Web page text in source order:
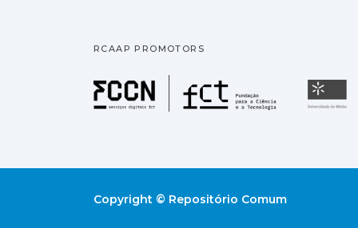
RCAAP PROMOTORS
Fundação
Copyright © Repositório Comum